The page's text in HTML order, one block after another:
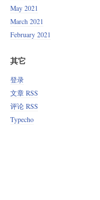
May 2021
March 2021
February 2021
其它
登录
文章 RSS
评论 RSS
Typecho